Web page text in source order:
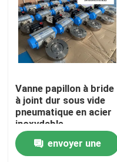
À la maison
Produits
Vanne papillon à bride
à joint dur sous vide
pneumatique en acier
inoxydable
envoyer une